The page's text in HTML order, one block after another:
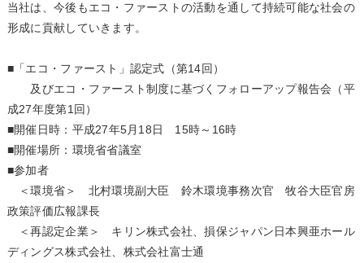
当社は、今後もエコ・ファーストの活動を通して持続可能な社会の
形成に貢献していきます。
■「エコ・ファースト」認定式（第14回）
及びエコ・ファースト制度に基づくフォローアップ報告会（平
成27年度第1回）
■開催日時：平成27年5月18日 15時～16時
■開催場所：環境省省議室
■参加者
＜環境省＞ 北村環境副大臣 鈴木環境事務次官 牧谷大臣官房
政策評価広報課長
＜再認定企業＞ キリン株式会社、損保ジャパン日本興亜ホール
ディングス株式会社、株式会社富士通